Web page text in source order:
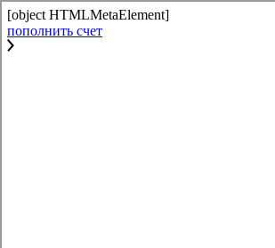
[object HTMLMetaElement]
пополнить счет